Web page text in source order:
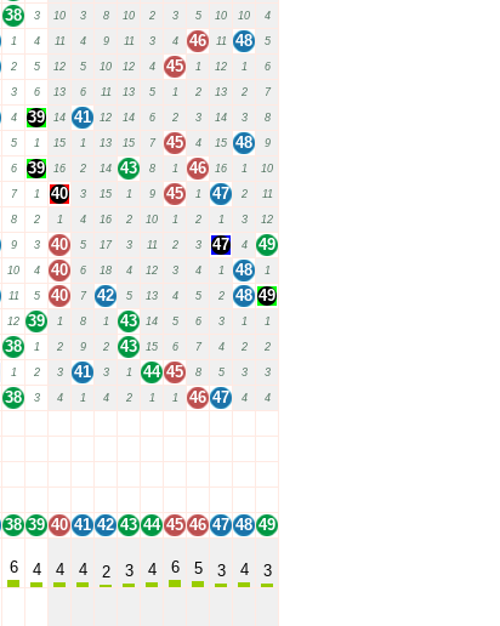
38 3 10 3 8 10 2 3 5 10 10 4
1 4 11 4 9 11 3 4 46 11 48 5
2 5 12 5 10 12 4 45 1 12 1 6
3 6 13 6 11 13 5 1 2 13 2 7
4 39 14 41 12 14 6 2 3 14 3 8
5 1 15 1 13 15 7 45 4 15 48 9
6 39 16 2 14 43 8 1 46 16 1 10
7 1 40 3 15 1 9 45 1 47 2 11
8 2 1 4 16 2 10 1 2 1 3 12
9 3 40 5 17 3 11 2 3 47 4
49
10 4 40 6 18 4 12 3 4 1 48 1
11 5 40 7 42 5 13 4 5 2 48 49
12 39 1 8 1 43 14 5 6 3 1 1
38 1 2 9 2 43 15 6 7 4 2 2
1 2 3 41 3 1 44 45 8 5 3 3
38 3 4 1 4 2 1 1 46 47 4 4
38 39 40 41 42 43 44 45 46 47 48 49
6 4 4 4 2 3 4 6 5 3 4 3